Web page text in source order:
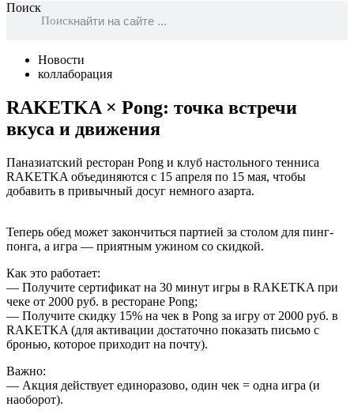
Поиск
Поиск
Новости
коллаборация
RAKETKA × Pong: точка встречи
вкуса и движения
Паназиатский ресторан Pong и клуб настольного тенниса
RAKETKA объединяются с 15 апреля по 15 мая, чтобы
добавить в привычный досуг немного азарта.
Теперь обед может закончиться партией за столом для пинг-
понга, а игра — приятным ужином со скидкой.
Как это работает:
— Получите сертификат на 30 минут игры в RAKETKA при
чеке от 2000 руб. в ресторане Pong;
— Получите скидку 15% на чек в Pong за игру от 2000 руб. в
RAKETKA (для активации достаточно показать письмо с
бронью, которое приходит на почту).
Важно:
— Акция действует единоразово, один чек = одна игра (и
наоборот).